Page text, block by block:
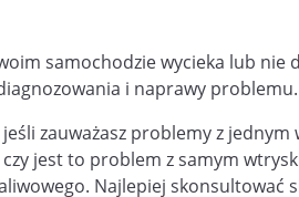
samochodzie wycieka lub nie
i naprawy
zauważasz problemy z
jest to problem z samym
Najlepiej skonsultować